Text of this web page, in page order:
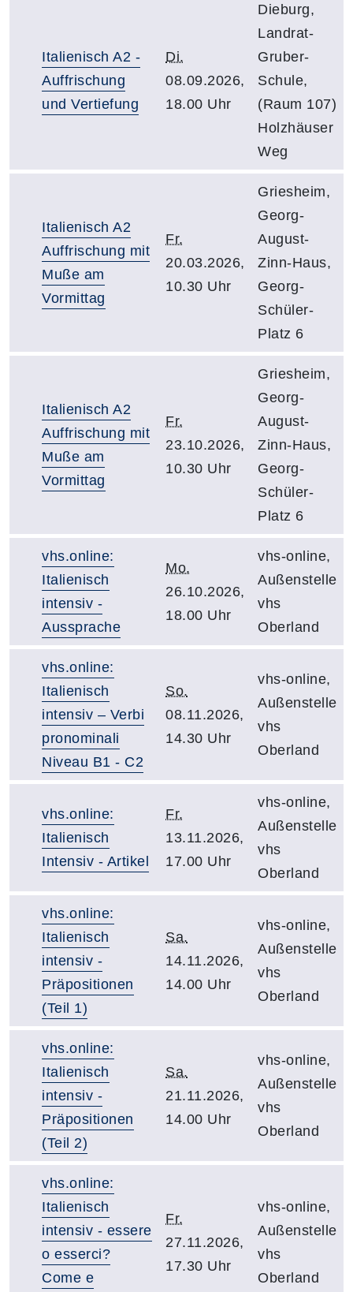
Italienisch A2 -
Auffrischung
und Vertiefung
Di.
08.09.2026,
18.00 Uhr
Dieburg,
Landrat-
Gruber-
Schule,
(Raum 107)
Holzhäuser
Weg
Italienisch A2
Auffrischung mit
Muße am
Vormittag
Fr.
20.03.2026,
10.30 Uhr
Griesheim,
Georg-
August-
Zinn-Haus,
Georg-
Schüler-
Platz 6
Italienisch A2
Auffrischung mit
Muße am
Vormittag
Fr.
23.10.2026,
10.30 Uhr
Griesheim,
Georg-
August-
Zinn-Haus,
Georg-
Schüler-
Platz 6
vhs.online:
Italienisch
intensiv -
Aussprache
Mo.
26.10.2026,
18.00 Uhr
vhs-online,
Außenstelle
vhs
Oberland
vhs.online:
Italienisch
intensiv – Verbi
pronominali
Niveau B1 - C2
So.
08.11.2026,
14.30 Uhr
vhs-online,
Außenstelle
vhs
Oberland
vhs.online:
Italienisch
Intensiv - Artikel
Fr.
13.11.2026,
17.00 Uhr
vhs-online,
Außenstelle
vhs
Oberland
vhs.online:
Italienisch
intensiv -
Präpositionen
(Teil 1)
Sa.
14.11.2026,
14.00 Uhr
vhs-online,
Außenstelle
vhs
Oberland
vhs.online:
Italienisch
intensiv -
Präpositionen
(Teil 2)
Sa.
21.11.2026,
14.00 Uhr
vhs-online,
Außenstelle
vhs
Oberland
vhs.online:
Italienisch
intensiv - essere
o esserci?
Come e
Fr.
27.11.2026,
17.30 Uhr
vhs-online,
Außenstelle
vhs
Oberland